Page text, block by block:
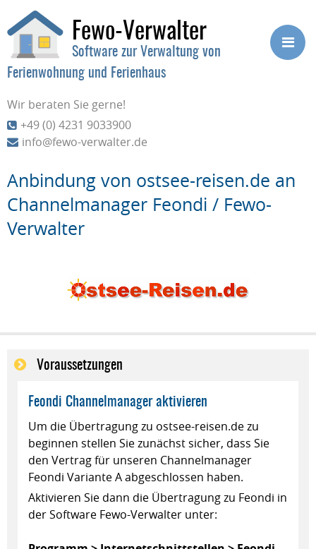
Fewo-Verwalter
Software zur Verwaltung von
Ferienwohnung und Ferienhaus
Wir beraten Sie gerne!
+49 (0) 4231 9033900
info@fewo-verwalter.de
Anbindung von ostsee-reisen.de an
Channelmanager Feondi / Fewo-
Verwalter
Voraussetzungen
Feondi Channelmanager aktivieren
Um die Übertragung zu ostsee-reisen.de zu
beginnen stellen Sie zunächst sicher, dass Sie
den Vertrag für unseren Channelmanager
Feondi Variante A abgeschlossen haben.
Aktivieren Sie dann die Übertragung zu Feondi in
der Software Fewo-Verwalter unter: